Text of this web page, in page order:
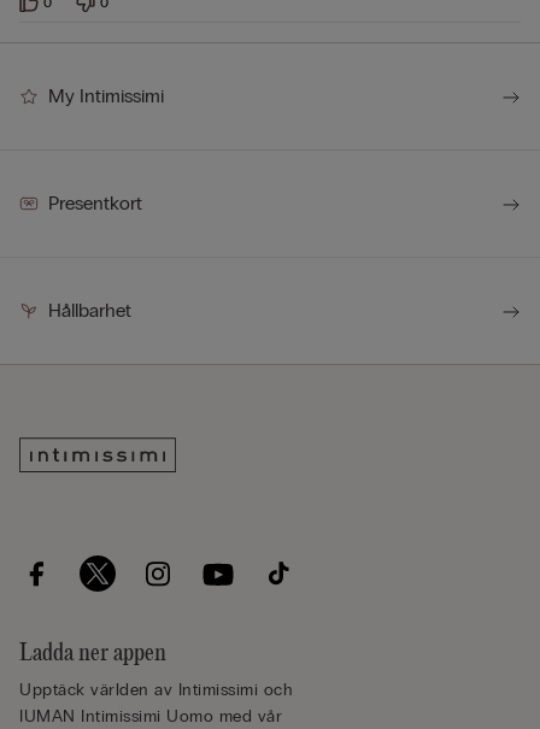
My Intimissimi
Presentkort
Hållbarhet
Ladda ner appen
Upptäck världen av Intimissimi och
IUMAN Intimissimi Uomo med vår